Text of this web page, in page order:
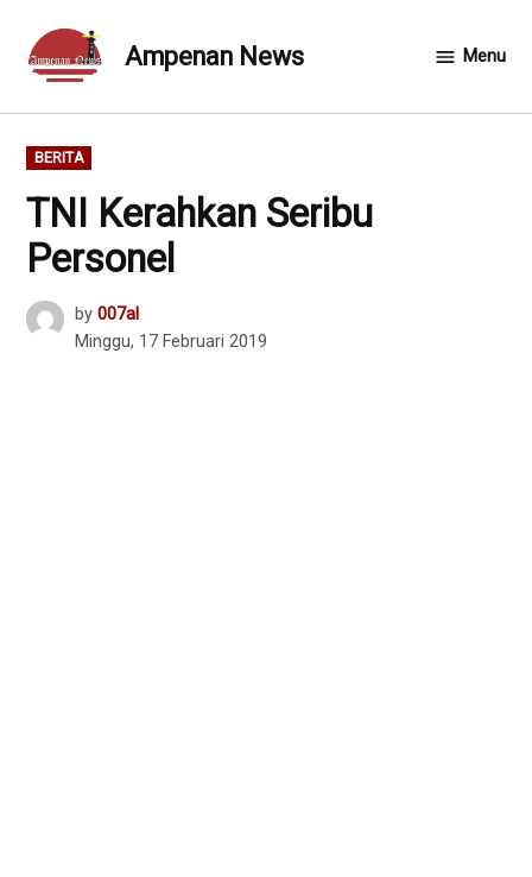
content
Ampenan News Menu
POSTED
IN
BERITA
TNI Kerahkan Seribu
Personel
by 007al
Minggu, 17 Februari 2019